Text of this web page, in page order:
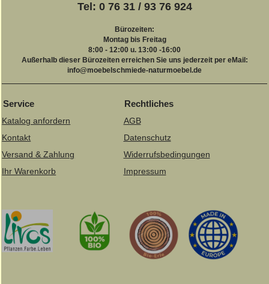
Tel: 0 76 31 / 93 76 924
Bürozeiten:
Montag bis Freitag
8:00 - 12:00 u. 13:00 -16:00
Außerhalb dieser Bürozeiten erreichen Sie uns jederzeit per eMail:
info@moebelschmiede-naturmoebel.de
Service
Katalog anfordern
Kontakt
Versand & Zahlung
Ihr Warenkorb
Rechtliches
AGB
Datenschutz
Widerrufsbedingungen
Impressum